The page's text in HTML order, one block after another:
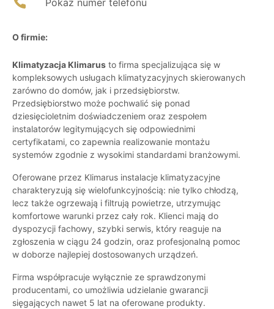
Pokaż numer telefonu
O firmie:
Klimatyzacja Klimarus to firma specjalizująca się w
kompleksowych usługach klimatyzacyjnych skierowanych
zarówno do domów, jak i przedsiębiorstw.
Przedsiębiorstwo może pochwalić się ponad
dziesięcioletnim doświadczeniem oraz zespołem
instalatorów legitymujących się odpowiednimi
certyfikatami, co zapewnia realizowanie montażu
systemów zgodnie z wysokimi standardami branżowymi.
Oferowane przez Klimarus instalacje klimatyzacyjne
charakteryzują się wielofunkcyjnością: nie tylko chłodzą,
lecz także ogrzewają i filtrują powietrze, utrzymując
komfortowe warunki przez cały rok. Klienci mają do
dyspozycji fachowy, szybki serwis, który reaguje na
zgłoszenia w ciągu 24 godzin, oraz profesjonalną pomoc
w doborze najlepiej dostosowanych urządzeń.
Firma współpracuje wyłącznie ze sprawdzonymi
producentami, co umożliwia udzielanie gwarancji
sięgających nawet 5 lat na oferowane produkty.